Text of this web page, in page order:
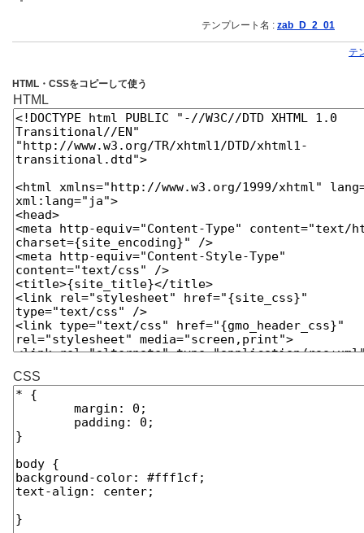
テンプレート名 : zab_D_2_01
テ
HTML・CSSをコピーして使う
HTML
CSS